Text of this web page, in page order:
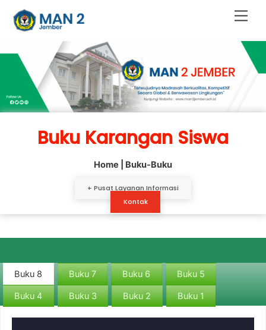
content
Buku Karangan Siswa
Home | Buku-Buku
+ Pusat Layanan Informasi
Kontak
Buku 8 Buku 7 Buku 6 Buku 5
Buku 4 Buku 3 Buku 2 Buku 1